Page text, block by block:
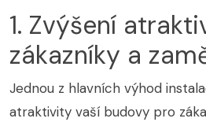
1. Zvýšení
zákazníky a
Jednou z hlavních výhod
atraktivity vaší budovy pro